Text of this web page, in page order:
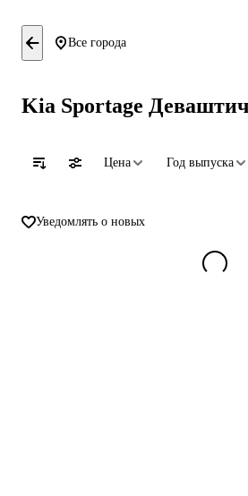
Все города
Kia Sportage
Цена Год выпуска
Уведомлять о новых